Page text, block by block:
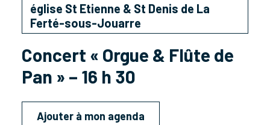
église St Etienne & St Denis de La
Ferté-sous-Jouarre
Concert « Orgue & Flûte de
Pan » – 16 h 30
Ajouter à mon agenda